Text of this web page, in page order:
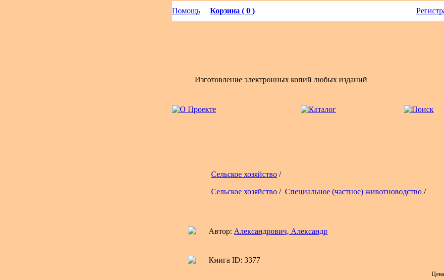
Помощь Корзина ( 0 )
Изготовление электронных копий любых изданий
Сельское хозяйство /
Сельское хозяйство / Специальное (частное) животноводство /
Автор: Александрович, Александр
Книга ID: 3377